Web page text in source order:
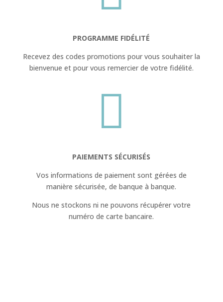
PROGRAMME FIDÉLITÉ
Recevez des codes promotions pour vous souhaiter la
bienvenue et pour vous remercier de votre fidélité.

PAIEMENTS SÉCURISÉS
Vos informations de paiement sont gérées de
manière sécurisée, de banque à banque.
Nous ne stockons ni ne pouvons récupérer votre
numéro de carte bancaire.